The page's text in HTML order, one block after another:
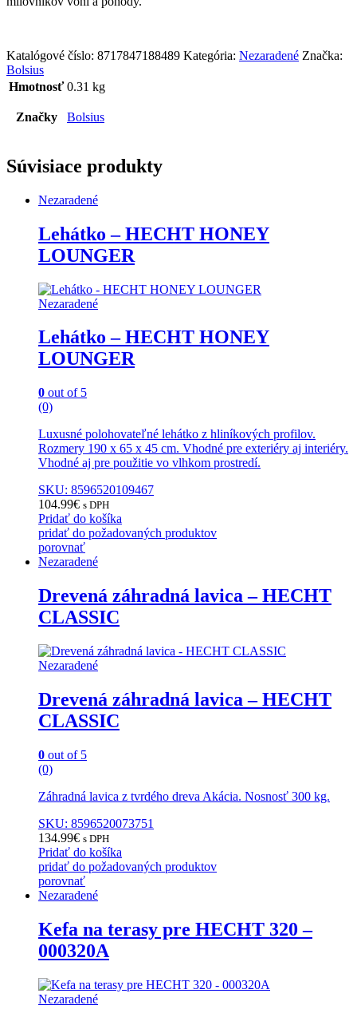
Katalógové číslo: 8717847188489 Kategória: Nezaradené Značka:
Bolsius
Hmotnosť 0.31 kg
Značky Bolsius
Súvisiace produkty
Nezaradené
Lehátko – HECHT HONEY
LOUNGER
Nezaradené
Lehátko – HECHT HONEY
LOUNGER
0 out of 5
(0)
Luxusné polohovateľné lehátko z hliníkových profilov.
Rozmery 190 x 65 x 45 cm. Vhodné pre exteriéry aj interiéry.
Vhodné aj pre použitie vo vlhkom prostredí.
SKU: 8596520109467
104.99€ s DPH
Pridať do košíka
pridať do požadovaných produktov
porovnať
Nezaradené
Drevená záhradná lavica – HECHT
CLASSIC
Nezaradené
Drevená záhradná lavica – HECHT
CLASSIC
0 out of 5
(0)
Záhradná lavica z tvrdého dreva Akácia. Nosnosť 300 kg.
SKU: 8596520073751
134.99€ s DPH
Pridať do košíka
pridať do požadovaných produktov
porovnať
Nezaradené
Kefa na terasy pre HECHT 320 –
000320A
Nezaradené